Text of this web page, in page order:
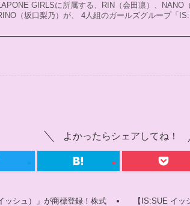
GIRLSに所属する、RIN（会田凛）、NANO
（坂口梨乃）が、 4人組のガールズグループ「
よかったらシェアしてね！
ッシュ）」が商標登録！株式
【IS:SUE イ